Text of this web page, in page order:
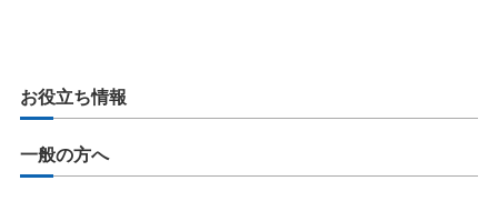
お役立ち情報
一般の方へ